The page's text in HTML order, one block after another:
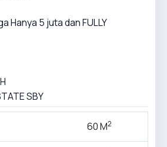
Hanya 5 juta dan FULLY
SBY
60 M2